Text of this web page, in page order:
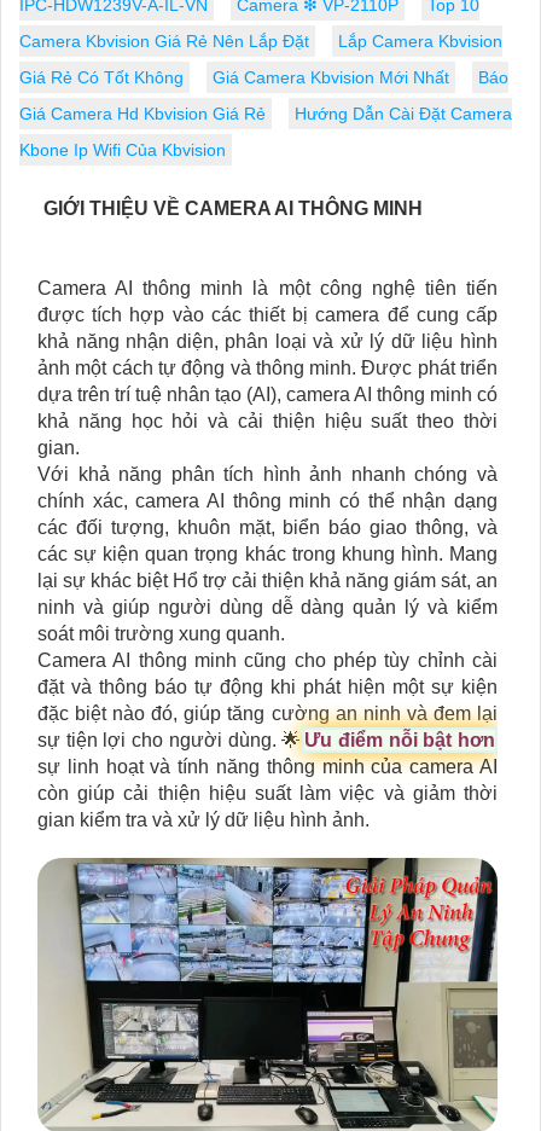
IPC-HDW1239V-A-IL-VN Camera ❇ VP-2110P
Top 10
Camera Kbvision Giá Rẻ Nên Lắp Đặt
Lắp Camera Kbvision
Giá Rẻ Có Tốt Không
Giá Camera Kbvision Mới Nhất
Báo
Giá Camera Hd Kbvision Giá Rẻ
Hướng Dẫn Cài Đặt Camera
Kbone Ip Wifi Của Kbvision
GIỚI THIỆU VỀ CAMERA AI THÔNG MINH
Camera AI thông minh là một công nghệ tiên tiến
được tích hợp vào các thiết bị camera để cung cấp
khả năng nhận diện, phân loại và xử lý dữ liệu hình
ảnh một cách tự động và thông minh. Được phát triển
dựa trên trí tuệ nhân tạo (AI), camera AI thông minh có
khả năng học hỏi và cải thiện hiệu suất theo thời
gian.
Với khả năng phân tích hình ảnh nhanh chóng và
chính xác, camera AI thông minh có thể nhận dạng
các đối tượng, khuôn mặt, biển báo giao thông, và
các sự kiện quan trọng khác trong khung hình. Mang
lại sự khác biệt Hổ trợ cải thiện khả năng giám sát, an
ninh và giúp người dùng dễ dàng quản lý và kiểm
soát môi trường xung quanh.
Camera AI thông minh cũng cho phép tùy chỉnh cài
đặt và thông báo tự động khi phát hiện một sự kiện
đặc biệt nào đó, giúp tăng cường an ninh và đem lại
sự tiện lợi cho người dùng. 🌟 Ưu điểm nỗi bật hơn
sự linh hoạt và tính năng thông minh của camera AI
còn giúp cải thiện hiệu suất làm việc và giảm thời
gian kiểm tra và xử lý dữ liệu hình ảnh.